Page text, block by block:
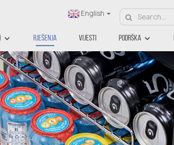
English
Rješenja Vijesti Podrška